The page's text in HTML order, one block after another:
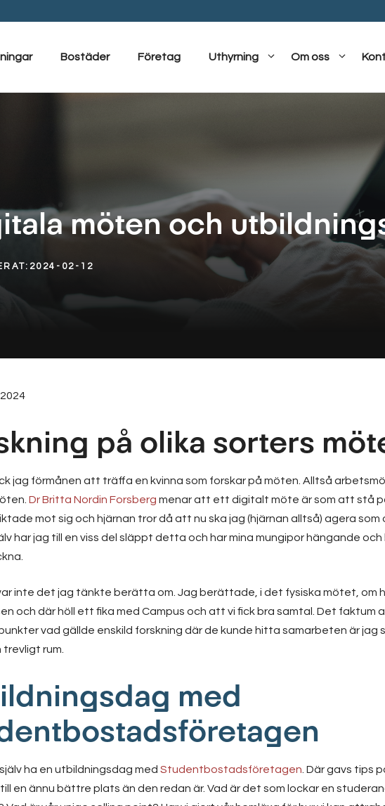
Bostäder Företag Uthyrning Om oss
möten och
2024-02-12
på olika sorters
jag förmånen att träffa en kvinna som forskar på möten. Alltså
Dr Britta Nordin Forsberg menar att ett digitalt möte är som att stå
mot sig och hjärnan tror då att nu ska jag (hjärnan alltså) agera som
har jag till en viss del släppt detta och har mina mungipor hängande
inte det jag tänkte berätta om. Jag berättade, i det fysiska mötet, om
och där höll ett fika med Campus och att vi fick bra samtal. Det faktum
vad gällde enskild forskning där de kunde hitta samarbeten är jag
rum.
med
ha en utbildningsdag med Studentbostadsföretagen . Där gavs tips
en ännu bättre plats än den redan är. Vad är det som lockar en